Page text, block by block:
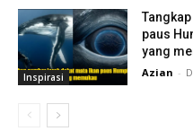
Inspirasi
paus
yang
Azian -